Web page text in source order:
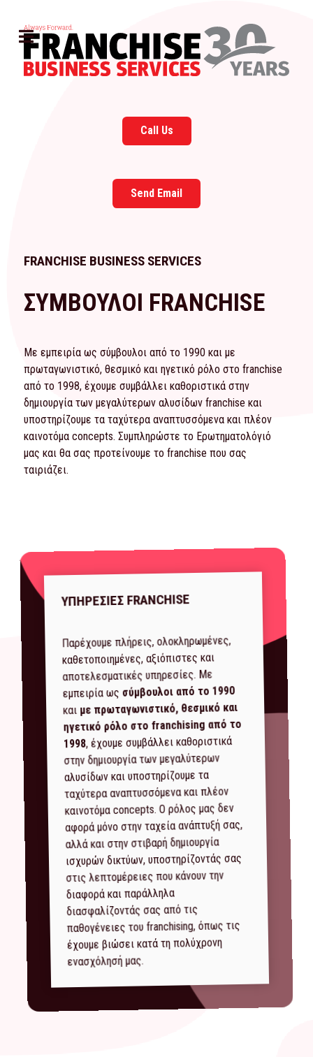
Call Us
Send Email
FRANCHISE BUSINESS SERVICES
ΣΥΜΒΟΥΛΟΙ FRANCHISE
Με εμπειρία ως σύμβουλοι από το 1990 και με
πρωταγωνιστικό, θεσμικό και ηγετικό ρόλο στο franchise
από το 1998, έχουμε συμβάλλει καθοριστικά στην
δημιουργία των μεγαλύτερων αλυσίδων franchise και
υποστηρίζουμε τα ταχύτερα αναπτυσσόμενα και πλέον
καινοτόμα concepts. Συμπληρώστε το Ερωτηματολόγιό
μας και θα σας προτείνουμε το franchise που σας
ταιριάζει.
ΥΠΗΡΕΣΙΕΣ FRANCHISE
Παρέχουμε πλήρεις, ολοκληρωμένες,
καθετοποιημένες, αξιόπιστες και
αποτελεσματικές υπηρεσίες. Με
εμπειρία ως σύμβουλοι από το 1990
και με πρωταγωνιστικό, θεσμικό και
ηγετικό ρόλο στο franchising από το
1998, έχουμε συμβάλλει καθοριστικά
στην δημιουργία των μεγαλύτερων
αλυσίδων και υποστηρίζουμε τα
ταχύτερα αναπτυσσόμενα και πλέον
καινοτόμα concepts. Ο ρόλος μας δεν
αφορά μόνο στην ταχεία ανάπτυξή σας,
αλλά και στην στιβαρή δημιουργία
ισχυρών δικτύων, υποστηρίζοντάς σας
στις λεπτομέρειες που κάνουν την
διαφορά και παράλληλα
διασφαλίζοντάς σας από τις
παθογένειες του franchising, όπως τις
έχουμε βιώσει κατά τη πολύχρονη
ενασχόλησή μας.